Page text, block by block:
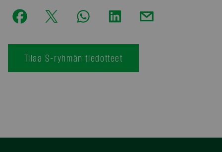
Tilaa S-ryhmän tiedotteet